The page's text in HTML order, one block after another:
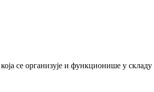
се организује и функционише у